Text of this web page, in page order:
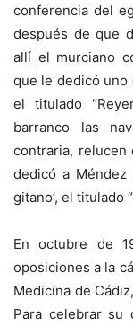
conferencia del
después de que
allí el murciano
que le dedicó uno
el titulado
barranco las
contraria, relucen
dedicó a Méndez
gitano’, el titulado
En octubre de
oposiciones a la
Medicina de
Para celebrar su